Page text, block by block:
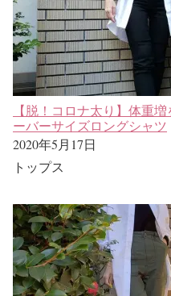
【脱！コロナ太り】体重
ーバーサイズロングシャツ
2020年5月17日
トップス